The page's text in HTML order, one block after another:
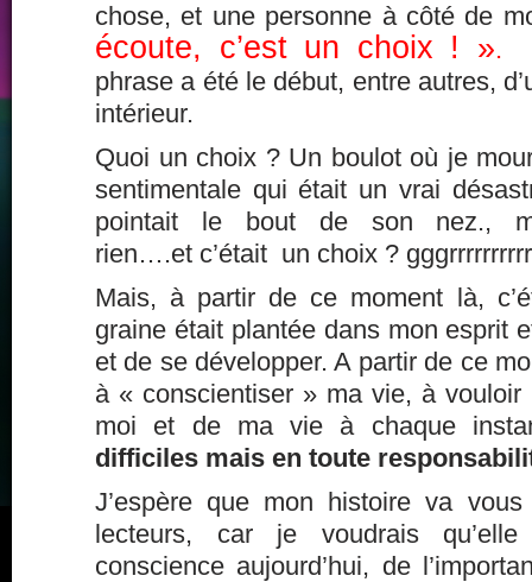
chose, et une personne à côté de
écoute, c’est un choix ! ».
phrase a été le début, entre autres,
intérieur.
Quoi un choix ? Un boulot où je
sentimentale qui était un vrai
pointait le bout de son nez.,
rien….et c’était un choix ?
Mais, à partir de ce moment là,
graine était plantée dans mon esprit
et de se développer. A partir de ce
à « conscientiser » ma vie, à vouloir
moi et de ma vie à chaque
difficiles mais en toute
J’espère que mon histoire va
lecteurs, car je voudrais
conscience aujourd’hui, de